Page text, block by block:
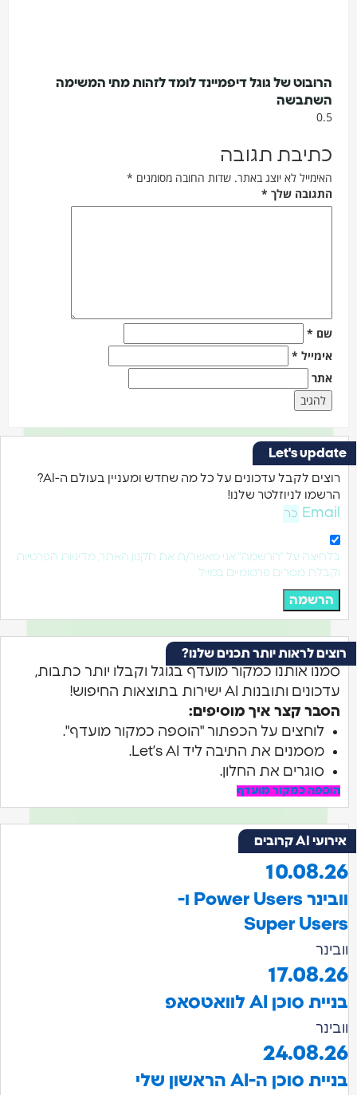
הרובוט של גוגל דיפמיינד לומד לזהות מתי המשימה
השתבשה
כתיבת תגובה
האימייל לא יוצג באתר. שדות החובה מסומנים *
התגובה שלך *
שם *
אימייל *
אתר
Let's update
רוצים לקבל עדכונים על כל מה שחדש ומעניין בעולם ה-AI?
הרשמו לניוזלטר שלנו!
Email
בלחיצה על "הרשמה" אני מאשר/ת את תקנון האתר, מדיניות הפרטיות
וקבלת מסרים פרסומיים במייל
הרשמה
רוצים לראות יותר תכנים שלנו?
סמנו אותנו כמקור מועדף בגוגל וקבלו יותר כתבות,
עדכונים ותובנות AI ישירות בתוצאות החיפוש!
הסבר קצר איך מוסיפים:
לוחצים על הכפתור "הוספה כמקור מועדף".
מסמנים את התיבה ליד Let’s AI.
סוגרים את החלון.
הוספה כמקור מועדף
אירועי AI קרובים
10.08.26
וובינר Power Users ו-
Super Users
וובינר
17.08.26
בניית סוכן AI לוואטסאפ
וובינר
24.08.26
בניית סוכן ה-AI הראשון שלי